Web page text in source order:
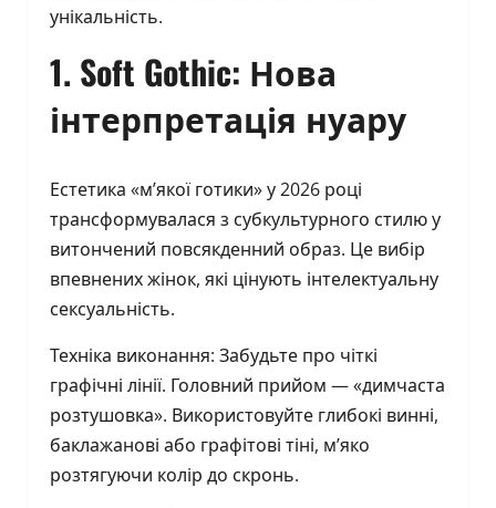
унікальність.
1. Soft Gothic: Нова
інтерпретація нуару
Естетика «м’якої готики» у 2026 році
трансформувалася з субкультурного стилю у
витончений повсякденний образ. Це вибір
впевнених жінок, які цінують інтелектуальну
сексуальність.
Техніка виконання: Забудьте про чіткі
графічні лінії. Головний прийом — «димчаста
розтушовка». Використовуйте глибокі винні,
баклажанові або графітові тіні, м’яко
розтягуючи колір до скронь.